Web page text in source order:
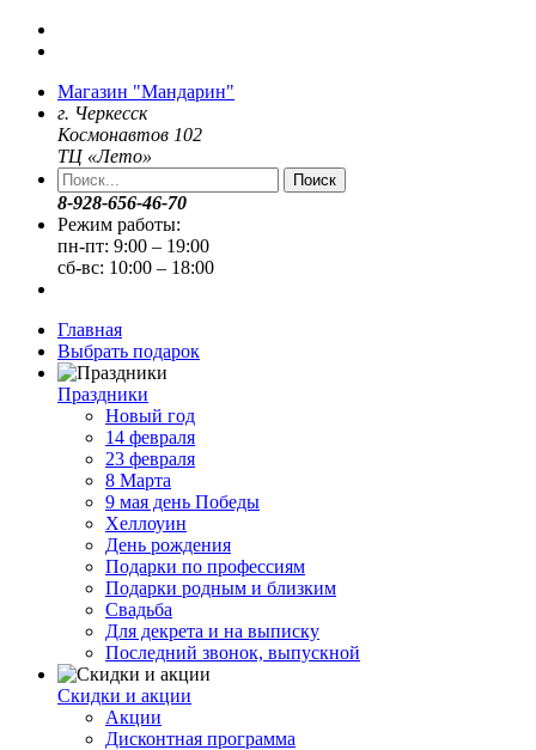
Магазин "Мандарин"
г. Черкесск
Космонавтов 102
ТЦ «Лето»
Поиск
8-928-656-46-70
Режим работы:
пн-пт: 9:00 – 19:00
сб-вс: 10:00 – 18:00
Главная
Выбрать подарок
Праздники
Новый год
14 февраля
23 февраля
8 Марта
9 мая день Победы
Хеллоуин
День рождения
Подарки по профессиям
Подарки родным и близким
Свадьба
Для декрета и на выписку
Последний звонок, выпускной
Скидки и акции
Акции
Дисконтная программа